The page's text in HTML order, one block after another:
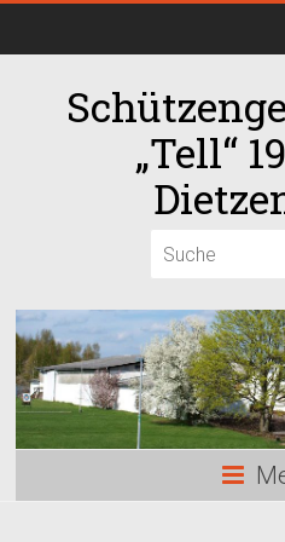
„Tell“
02:00
04:00